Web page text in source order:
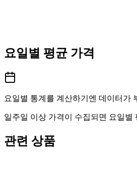
요일별 평균 가격
요일별 통계를 계산하기엔 데이터가
일주일 이상 가격이 수집되면 요일별
관련 상품